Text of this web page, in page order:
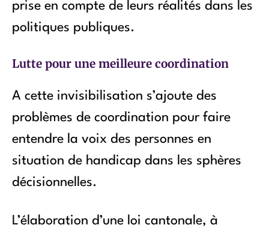
prise en compte de leurs réalités dans les
politiques publiques.
Lutte pour une meilleure coordination
A cette invisibilisation s’ajoute des
problèmes de coordination pour faire
entendre la voix des personnes en
situation de handicap dans les sphères
décisionnelles.
L’élaboration d’une loi cantonale, à